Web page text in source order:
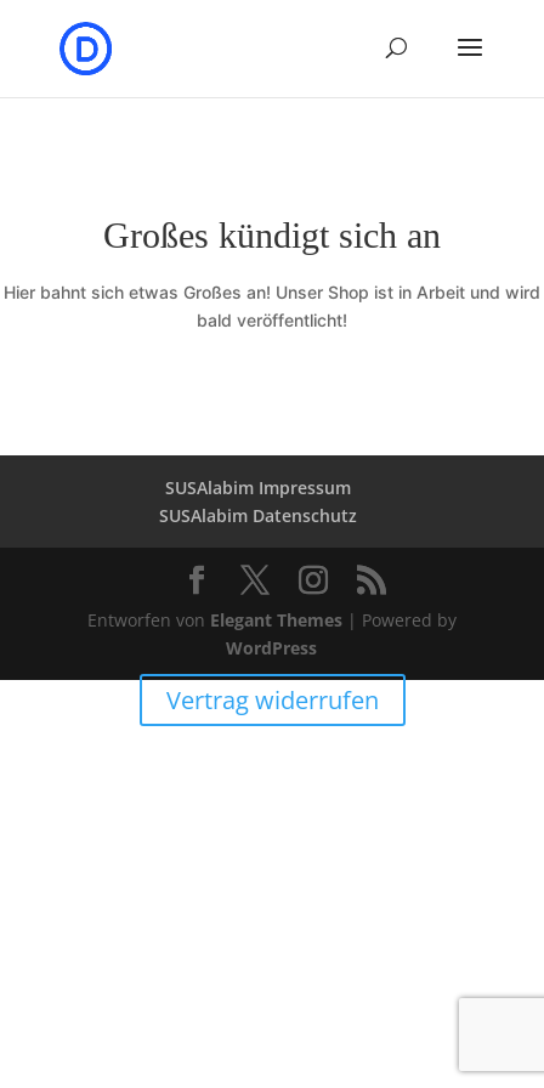
Großes kündigt sich an
Hier bahnt sich etwas Großes an! Unser Shop ist in Arbeit und wird
bald veröffentlicht!
SUSAlabim Impressum
SUSAlabim Datenschutz
Entworfen von Elegant Themes| Powered by
WordPress
Vertrag widerrufen